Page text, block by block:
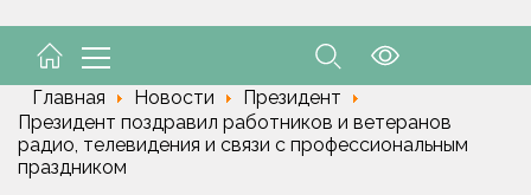
Да трыццаці кубоў за змену
Главная Новости
Президент
Президент поздравил работников и ветеранов
радио, телевидения и связи с профессиональным
праздником